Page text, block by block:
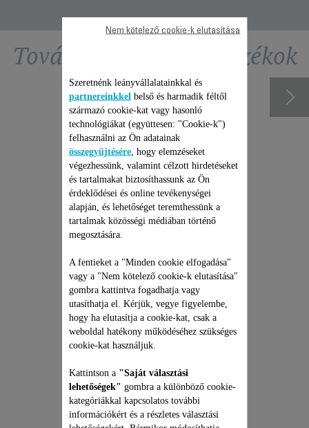
További ajánlott tartozékok
USB-TÖLTŐKÁBEL SS-
USB-töltőkábel SS-1810001299
Raktáron van.
5 100 Ft
Szeretnénk leányvállalatainkkal és
partnereinkkel belső és harmadik féltől
származó cookie-kat vagy hasonló
technológiákat (együttesen: "Cookie-k")
felhasználni az Ön adatainak
összegyűjtésére, hogy elemzéseket
végezhessünk, valamint célzott hirdetéseket
és tartalmakat biztosíthassunk az Ön
érdeklődései és online tevékenységei
alapján, és lehetőséget teremthessünk a
tartalmak közösségi médiában történő
megosztására.
A fentieket a "Minden cookie elfogadása"
vagy a "Nem kötelező cookie-k elutasítása"
gombra kattintva fogadhatja vagy
utasíthatja el. Kérjük, vegye figyelembe,
hogy ha elutasítja a cookie-kat, csak a
weboldal hatékony működéséhez szükséges
cookie-kat használjuk.
Kattintson a "Saját választási
lehetőségek" gombra a különböző cookie-
kategóriákkal kapcsolatos további
információkért és a részletes választási
Nem kötelező cookie-k elutasítása